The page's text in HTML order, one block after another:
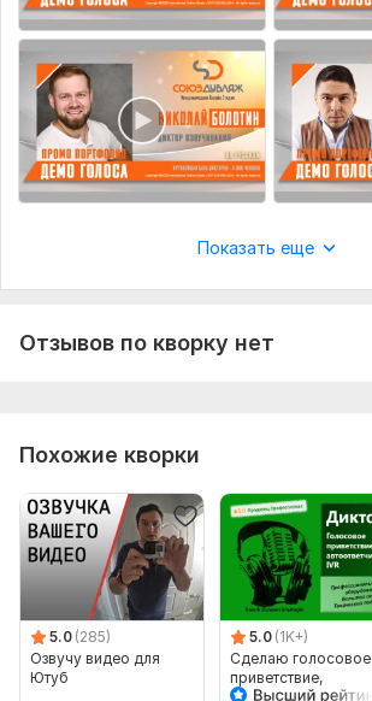
Язык озвучки:
Английский,Русский
Объем услуги в кворке: 1 минута
Показать еще
Отзывов по кворку нет
Похожие кворки
5.0 (285)
Озвучу видео для
Ютуб
5.0 (1K+)
Сделаю голосовое
приветствие,
автоответчик, IVR